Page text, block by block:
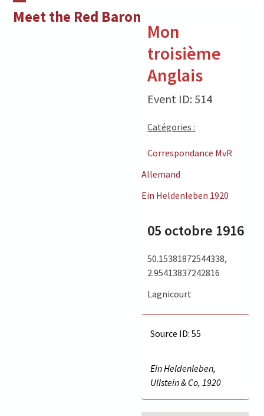
Meet the Red Baron
Open
Close
Mon
troisième
Anglais
Event ID: 514
Catégories :
Correspondance MvR
Allemand
Ein Heldenleben 1920
05 octobre 1916
50.15381872544338,
2.95413837242816
Lagnicourt
Source ID: 55
Ein Heldenleben,
Ullstein & Co, 1920